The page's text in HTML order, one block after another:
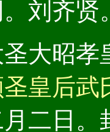
刘齐贤
大昭孝
皇后武
二日。